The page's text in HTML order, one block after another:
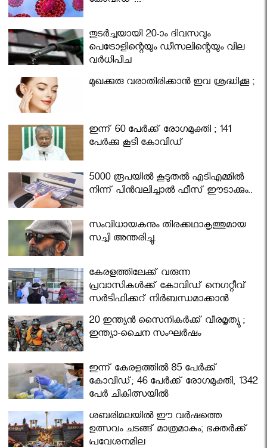
തുടർച്ചയായി 20-ാം ദിവസവും
പെട്രോളിന്റെയും ഡീസലിന്റെയും വില
വര്‍ധിപ്പിച്ചു
മുഖക്കുരു വരാതിരിക്കാന്‍ ഇവ ശ്രദ്ധിക്കൂ ;
ഇന്ന് 60 പേർക്ക് രോഗമുക്തി ; 141
പേര്‍ക്കു കൂടി കോവിഡ്
5000 രൂപയിൽ കൂടുതൽ എടിഎമ്മിൽ
നിന്ന് പിൻവലിച്ചാൽ ഫീസ് ഈടാക്കും..
സംവിധായകനും തിരക്കഥാകൃത്തുമായ
സച്ചി അന്തരിച്ചു.
കേരളത്തിലേക്ക് വരുന്ന
പ്രവാസികള്‍ക്ക് കോവിഡ് നെഗറ്റീവ്
സര്‍ട്ടിഫിക്കറ്റ് നിർബന്ധമാക്കാൻ
മന്ത്രിസഭ
20 ഇന്ത്യൻ സൈനികർക്ക് വീരമൃത്യു ;
ഇന്ത്യാ-ചൈന സംഘർഷം
ഇന്ന് കേരളത്തിൽ 85 പേർക്ക്
കോവിഡ്; 46 പേർക്ക് രോഗമുക്തി, 1342
പേർ ചികിത്സയിൽ
ശബരിമലയില്‍ ഈ വർഷത്തെ
ഉത്സവം ചടങ്ങ് മാത്രമാകും; ഭക്തർക്ക്
പ്രവേശനമില്ല